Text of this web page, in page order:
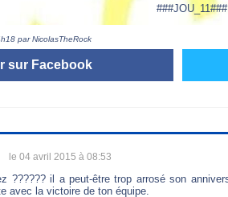
###JOU_11###
par NicolasTheRock
sur Facebook
le 04 avril 2015 à 08:53
?????? il a peut-être trop arrosé son
avec la victoire de ton équipe.